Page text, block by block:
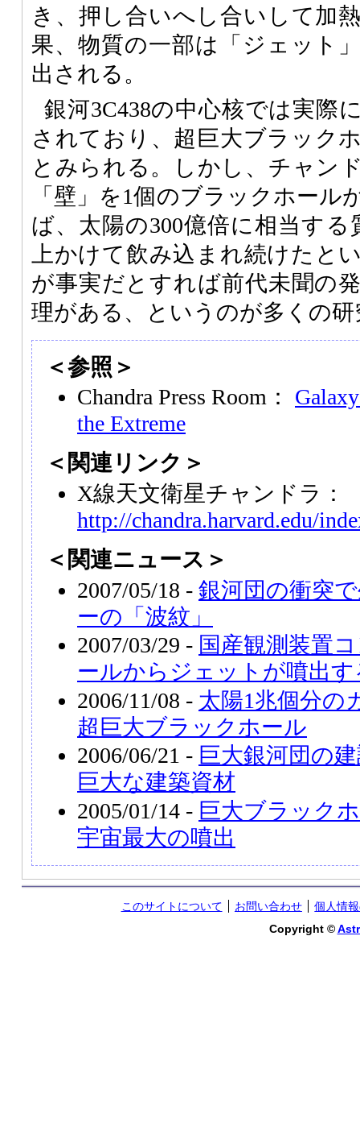
き、押し合いへし合いして加
果、物質の一部は「ジェット
出される。
銀河3C438の中心核では実際
されており、超巨大ブラック
とみられる。しかし、チャン
「壁」を1個のブラックホール
ば、太陽の300億倍に相当す
上かけて飲み込まれ続けたと
が事実だとすれば前代未聞の
理がある、というのが多くの
＜参照＞
Chandra Press Room：
the Extreme
＜関連リンク＞
X線天文衛星チャンドラ：
http://chandra.harvard.edu/
＜関連ニュース＞
2007/05/18 - 銀河団の衝突
ーの「波紋」
2007/03/29 - 国産観測装置
ールからジェットが噴出
2006/11/08 - 太陽1兆個分の
超巨大ブラックホール
2006/06/21 - 巨大銀河団の
巨大な建築資材
2005/01/14 - 巨大ブラック
宇宙最大の噴出
このサイトについて お問い合わせ
個人情
Copyright ©